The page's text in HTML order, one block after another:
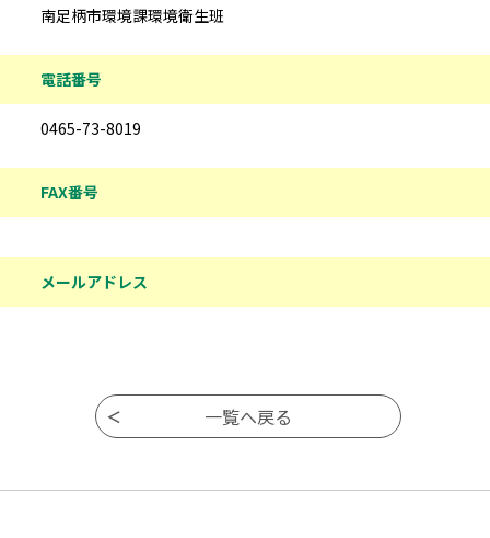
南足柄市環境課環境衛生班
電話番号
0465-73-8019
FAX番号
メールアドレス